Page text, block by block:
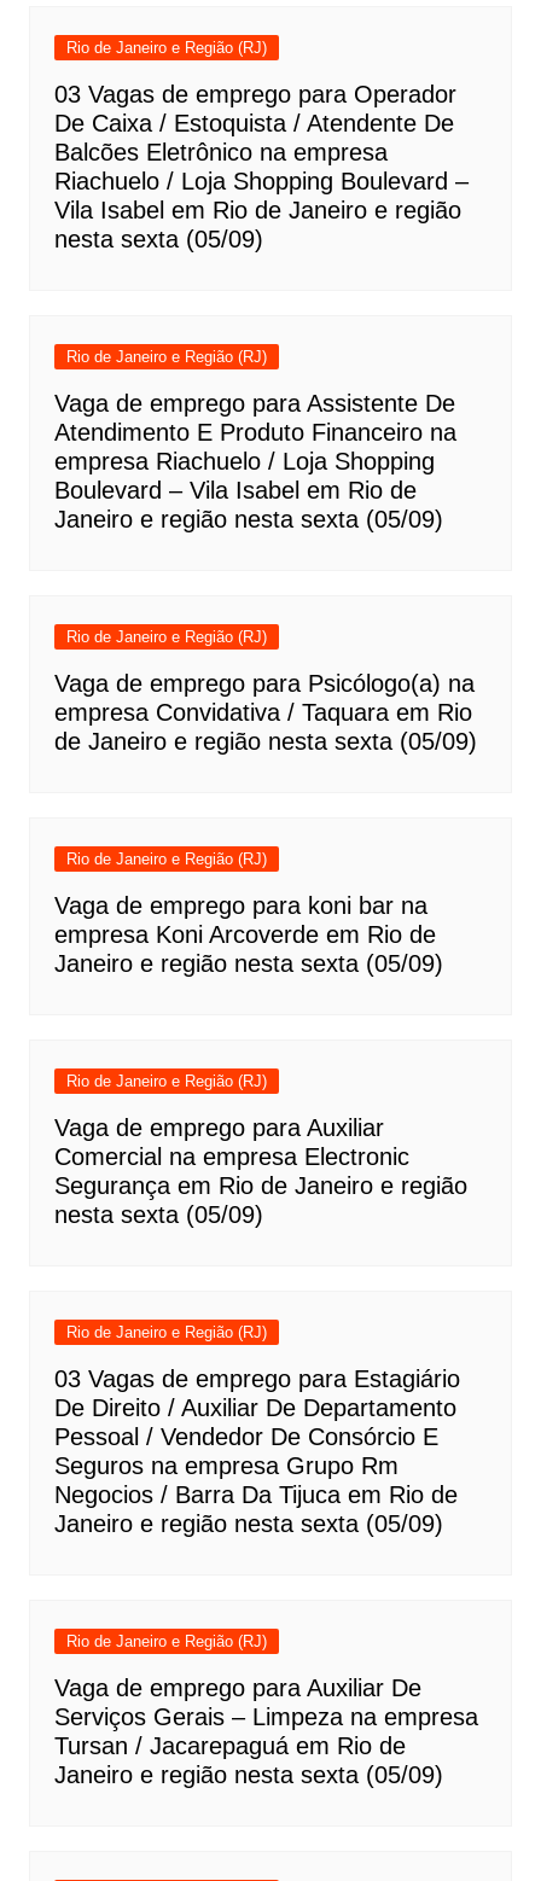
Rio de Janeiro e Região (RJ)
03 Vagas de emprego para Operador
De Caixa / Estoquista / Atendente De
Balcões Eletrônico na empresa
Riachuelo / Loja Shopping Boulevard –
Vila Isabel em Rio de Janeiro e região
nesta sexta (05/09)
Rio de Janeiro e Região (RJ)
Vaga de emprego para Assistente De
Atendimento E Produto Financeiro na
empresa Riachuelo / Loja Shopping
Boulevard – Vila Isabel em Rio de
Janeiro e região nesta sexta (05/09)
Rio de Janeiro e Região (RJ)
Vaga de emprego para Psicólogo(a) na
empresa Convidativa / Taquara em Rio
de Janeiro e região nesta sexta (05/09)
Rio de Janeiro e Região (RJ)
Vaga de emprego para koni bar na
empresa Koni Arcoverde em Rio de
Janeiro e região nesta sexta (05/09)
Rio de Janeiro e Região (RJ)
Vaga de emprego para Auxiliar
Comercial na empresa Electronic
Segurança em Rio de Janeiro e região
nesta sexta (05/09)
Rio de Janeiro e Região (RJ)
03 Vagas de emprego para Estagiário
De Direito / Auxiliar De Departamento
Pessoal / Vendedor De Consórcio E
Seguros na empresa Grupo Rm
Negocios / Barra Da Tijuca em Rio de
Janeiro e região nesta sexta (05/09)
Rio de Janeiro e Região (RJ)
Vaga de emprego para Auxiliar De
Serviços Gerais – Limpeza na empresa
Tursan / Jacarepaguá em Rio de
Janeiro e região nesta sexta (05/09)